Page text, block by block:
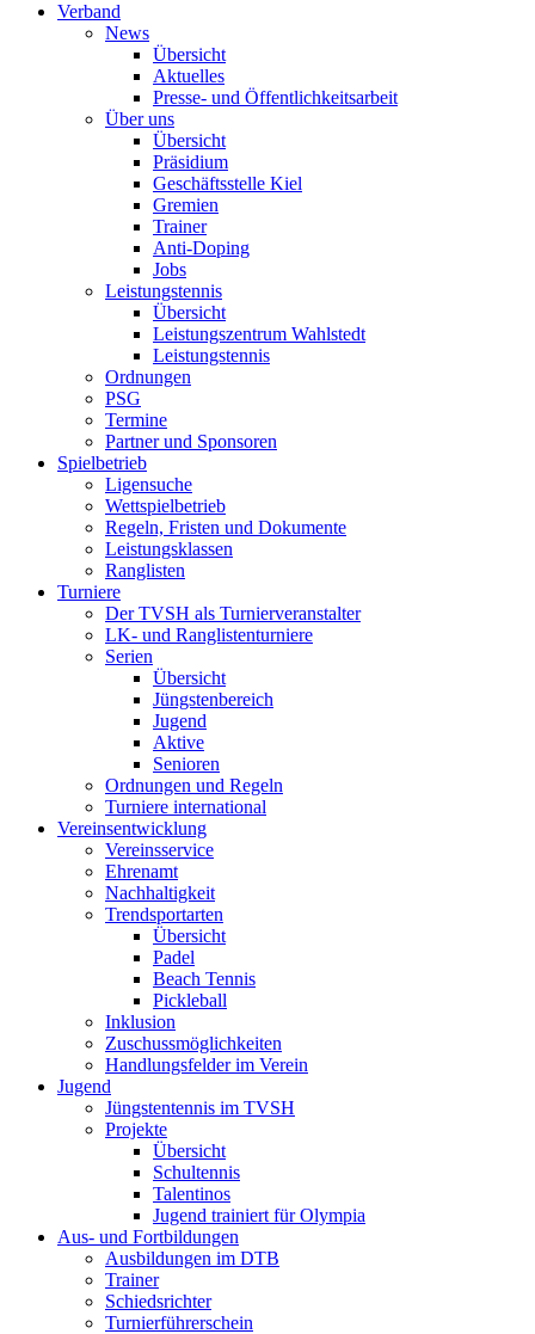
Verband
News
Übersicht
Aktuelles
Presse- und Öffentlichkeitsarbeit
Über uns
Übersicht
Präsidium
Geschäftsstelle Kiel
Gremien
Trainer
Anti-Doping
Jobs
Leistungstennis
Übersicht
Leistungszentrum Wahlstedt
Leistungstennis
Ordnungen
PSG
Termine
Partner und Sponsoren
Spielbetrieb
Ligensuche
Wettspielbetrieb
Regeln, Fristen und Dokumente
Leistungsklassen
Ranglisten
Turniere
Der TVSH als Turnierveranstalter
LK- und Ranglistenturniere
Serien
Übersicht
Jüngstenbereich
Jugend
Aktive
Senioren
Ordnungen und Regeln
Turniere international
Vereinsentwicklung
Vereinsservice
Ehrenamt
Nachhaltigkeit
Trendsportarten
Übersicht
Padel
Beach Tennis
Pickleball
Inklusion
Zuschussmöglichkeiten
Handlungsfelder im Verein
Jugend
Jüngstentennis im TVSH
Projekte
Übersicht
Schultennis
Talentinos
Jugend trainiert für Olympia
Aus- und Fortbildungen
Ausbildungen im DTB
Trainer
Schiedsrichter
Turnierführerschein